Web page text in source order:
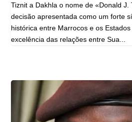
Tiznit a Dakhla o nome de «Donald J.
decisão apresentada como um forte
histórica entre Marrocos e os
excelência das relações entre Sua...